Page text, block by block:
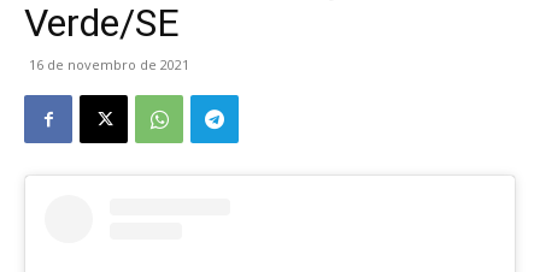
Verde/SE
16 de novembro de 2021